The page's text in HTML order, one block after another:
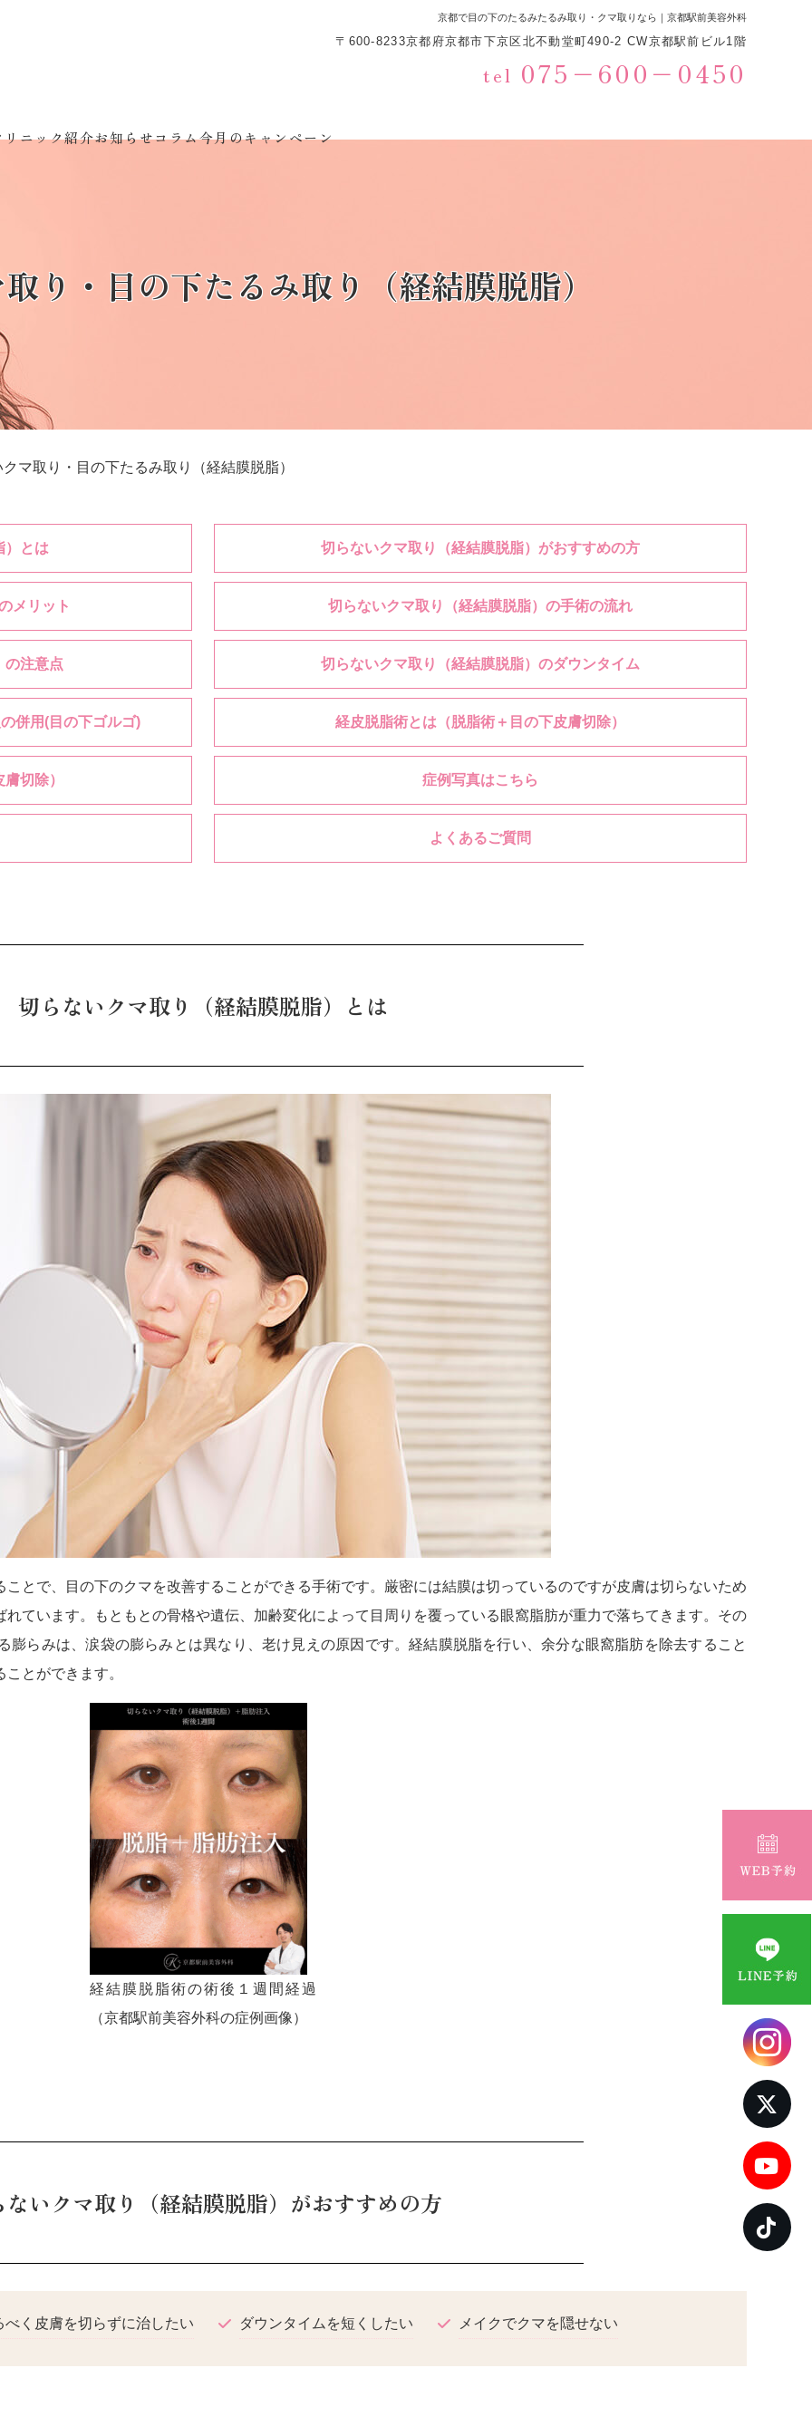
京都で目の下のたるみたるみ取り・クマ取りなら｜京都駅前美容外科
〒600-8233京都府京都市下京区北不動堂町490-2 CW京都駅前ビル1階
tel 075−600−0450
リニック紹介お知らせコラム今月のキャンペーン
り・目の下たるみ取り（経結膜脱脂）
マ取り・目の下たるみ取り（経結膜脱脂）
）とは 切らないクマ取り（経結膜脱脂）がおすすめの方
メリット 切らないクマ取り（経結膜脱脂）の手術の流れ
の注意点 切らないクマ取り（経結膜脱脂）のダウンタイム
併用(目の下ゴルゴ) 経皮脱脂術とは（脱脂術＋目の下皮膚切除）
切除） 症例写真はこちら
よくあるご質問
切らないクマ取り（経結膜脱脂）とは
とで、目の下のクマを改善することができる手術です。厳密には結膜は切っているのですが皮膚は切らないため
ています。もともとの骨格や遺伝、加齢変化によって目周りを覆っている眼窩脂肪が重力で落ちてきます。その
膨らみは、涙袋の膨らみとは異なり、老け見えの原因です。経結膜脱脂を行い、余分な眼窩脂肪を除去すること
とができます。
経結膜脱脂術の術後１週間経過
（京都駅前美容外科の症例画像）
ないクマ取り（経結膜脱脂）がおすすめの方
べく皮膚を切らずに治したい ダウンタイムを短くしたい メイクでクマを隠せない